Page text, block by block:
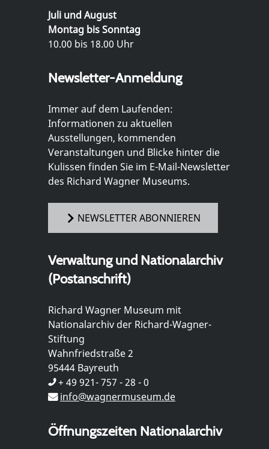
Juli und August
Montag bis Sonntag
10.00 bis 18.00 Uhr
Newsletter-Anmeldung
Immer auf dem Laufenden:
Informationen zu aktuellen
Ausstellungen, kommenden
Veranstaltungen und Blicke hinter die
Kulissen finden Sie im E-Mail-Newsletter
des Richard Wagner Museums.
NEWSLETTER ABONNIEREN
Verwaltung und Nationalarchiv
(Postanschrift)
Richard Wagner Museum mit
Nationalarchiv der Richard-Wagner-
Stiftung
Wahnfriedstraße 2
95444 Bayreuth
+ 49 921- 757 - 28 - 0
info@wagnermuseum.de
Öffnungszeiten Nationalarchiv